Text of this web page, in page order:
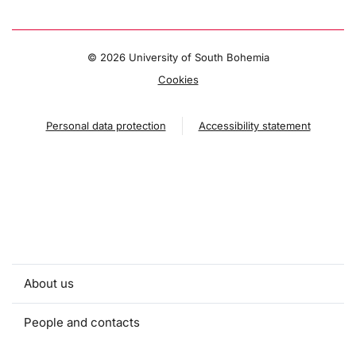
© 2026 University of South Bohemia
Cookies
Personal data protection Accessibility statement
About us
People and contacts